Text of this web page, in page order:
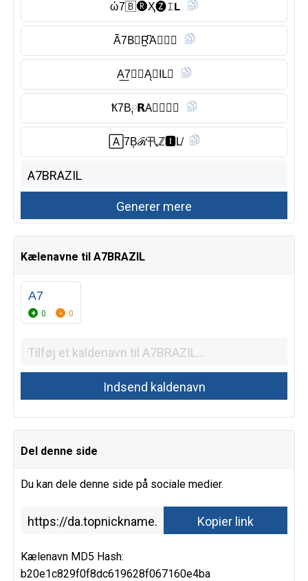
ώ7🇧 🅡︎Ҳ🅩𝙸𝗟
Ă̈7B⃠R̺͆AⓏ︎🄸𝘓
A͟7Ⓑ︎𝘙ĄⓏ︎IL⃠
Ҟ7B༙𝗥A⃠🅩𝕀𝓛
🄰7B͎ℛ卂ℤ🅸︎L̸
Kælenavne til A7BRAZIL
A7
0 0
Del denne side
Du kan dele denne side på sociale medier.
Kælenavn MD5 Hash:
b20e1c829f0f8dc619628f067160e4ba